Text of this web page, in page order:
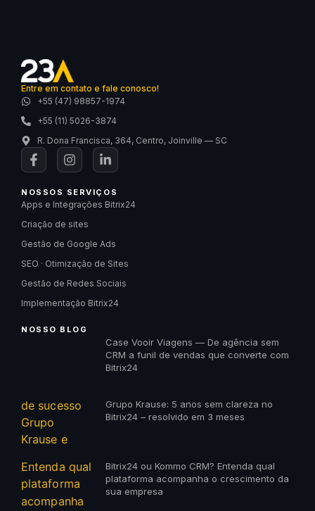
Entre em contato e fale conosco!
+55 (47) 98857-1974
+55 (11) 5026-3874
R. Dona Francisca, 364, Centro, Joinville — SC
NOSSOS SERVIÇOS
Apps e Integrações Bitrix24
Criação de sites
Gestão de Google Ads
SEO · Otimização de Sites
Gestão de Redes Sociais
Implementação Bitrix24
NOSSO BLOG
Case Vooir Viagens — De agência sem
CRM a funil de vendas que converte com
Bitrix24
Grupo Krause: 5 anos sem clareza no
Bitrix24 – resolvido em 3 meses
Bitrix24 ou Kommo CRM? Entenda qual
plataforma acompanha o crescimento da
sua empresa